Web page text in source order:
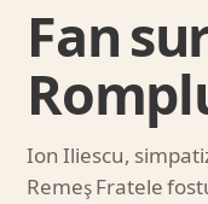
Fan
Ion Iliescu,
Remeş Fratele